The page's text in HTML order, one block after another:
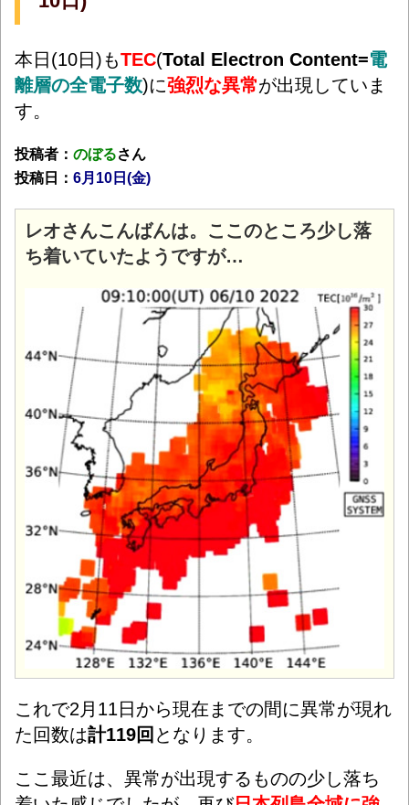
本日(10日)もTEC(Total Electron Content=電
離層の全電子数)に強烈な異常が出現していま
す。
投稿者： のぼるさん
投稿日： 6月10日 (金)
レオさんこんばんは。ここのところ少し落
ち着いていたようですが…
これで2月11日から現在までの間に異常が現れ
た回数は計119回 となります。
ここ最近は、異常が出現するものの少し落ち